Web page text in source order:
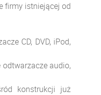
firmy istniejącej od
CD, DVD, iPod,
audio,
konstrukcji już